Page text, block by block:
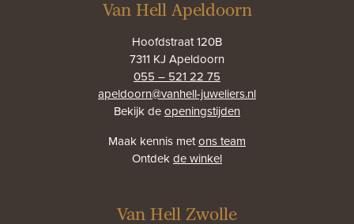
Van Hell Apeldoorn
Hoofdstraat 120B
7311 KJ Apeldoorn
055 – 521 22 75
apeldoorn@vanhell-juweliers.nl
Bekijk deopeningstijden
Maak kennis metons team
Ontdekde winkel
Van Hell Zwolle